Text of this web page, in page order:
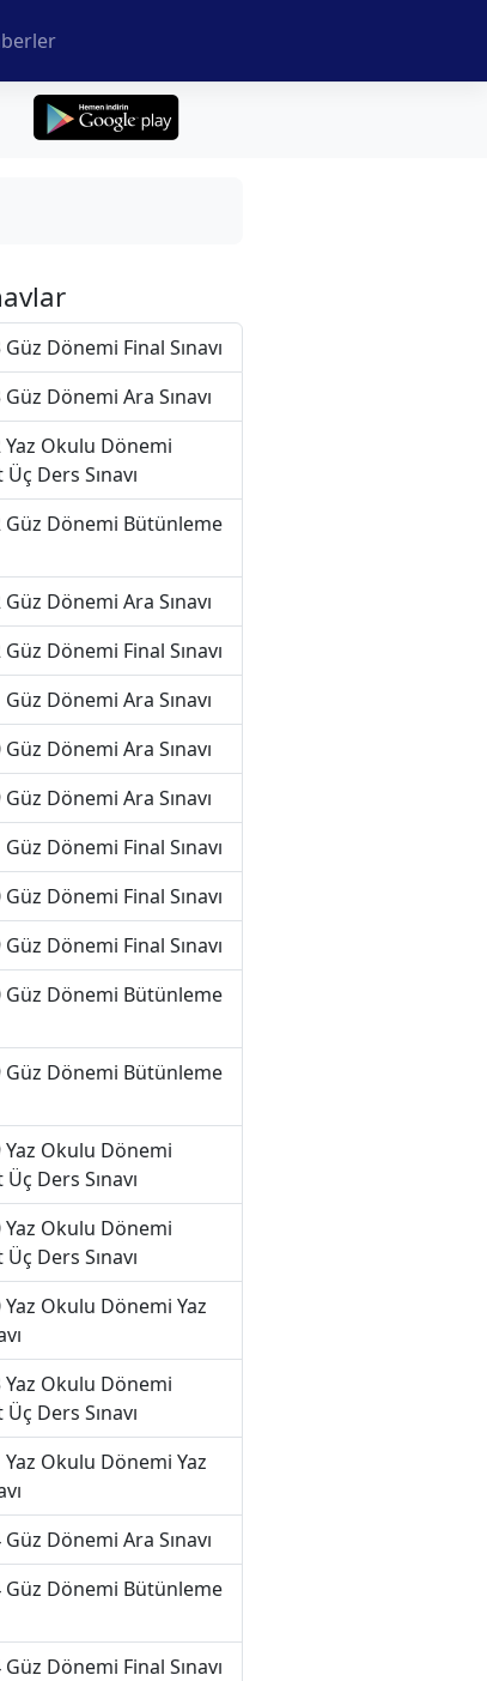
Dönemi Final Sınavı
Dönemi Ara Sınavı
Yaz Okulu Dönemi
Ders Sınavı
Güz Dönemi Bütünleme
Dönemi Ara Sınavı
Dönemi Final Sınavı
Dönemi Ara Sınavı
Dönemi Ara Sınavı
Dönemi Ara Sınavı
Dönemi Final Sınavı
Dönemi Final Sınavı
Dönemi Final Sınavı
Güz Dönemi Bütünleme
Güz Dönemi Bütünleme
Yaz Okulu Dönemi
Ders Sınavı
Yaz Okulu Dönemi
Ders Sınavı
Yaz Okulu Dönemi Yaz
Yaz Okulu Dönemi
Ders Sınavı
Yaz Okulu Dönemi Yaz
Dönemi Ara Sınavı
Güz Dönemi Bütünleme
Dönemi Final Sınavı